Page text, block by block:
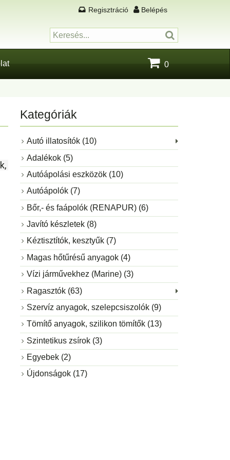
Regisztráció Belépés
0
Kategóriák
Autó illatosítók (10)
Adalékok (5)
Autóápolási eszközök (10)
Autóápolók (7)
Bőr,- és faápolók (RENAPUR) (6)
Javító készletek (8)
Kéztisztítók, kesztyűk (7)
Magas hőtűrésű anyagok (4)
Vízi járművekhez (Marine) (3)
Ragasztók (63)
Szervíz anyagok, szelepcsiszolók (9)
Tömítő anyagok, szilikon tömítők (13)
Szintetikus zsírok (3)
Egyebek (2)
Újdonságok (17)